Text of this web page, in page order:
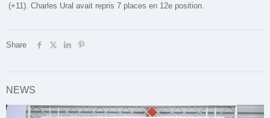
(+11). Charles Ural avait repris 7 places en 12e position.
Share
NEWS